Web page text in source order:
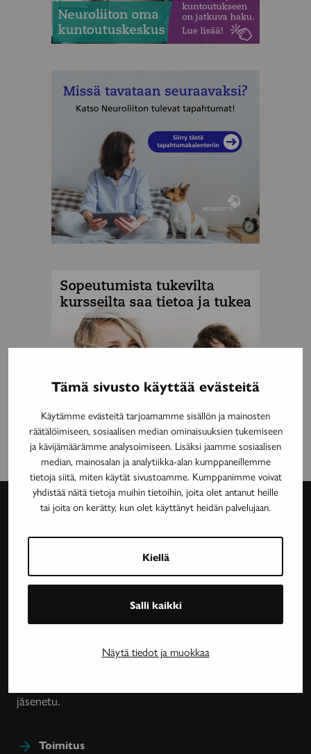
Tämä sivusto käyttää evästeitä
Käytämme evästeitä tarjoamamme sisällön ja mainosten
räätälöimiseen, sosiaalisen median ominaisuuksien tukemiseen
ja kävijämäärämme analysoimiseen. Lisäksi jaamme sosiaalisen
median, mainosalan ja analytiikka-alan kumppaneillemme
tietoja siitä, miten käytät sivustoamme. Kumppanimme voivat
yhdistää näitä tietoja muihin tietoihin, joita olet antanut heille
tai joita on kerätty, kun olet käyttänyt heidän palvelujaan.
Kiellä
Salli kaikki
Näytä tiedot ja muokkaa
Avain-
Neurologinen aikakauslehti Avain tarjoaa luotettavaa
ja asiantuntevaa tietoa MS-taudin, neurologisten
harvinaissairauksien ja essentiaalisen vapinan
sairastavien sosiaaliturvasta. Avain-lehteä julkaisee
jäsenetu.
Toimitus